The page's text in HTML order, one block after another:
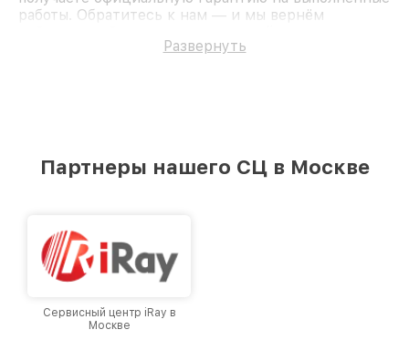
работы. Обратитесь к нам — и мы вернём
Развернуть
Партнеры нашего СЦ в Москве
Сервисный центр iRay в
Москве